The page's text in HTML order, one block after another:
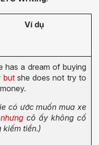
Ví dụ
has a dream of buying
butshe does not try to
có ước muốn mua xe
nhưng cô ấy không cố
kiếm tiền.)